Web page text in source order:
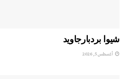
شيوا بردبارجاويد
أغسطس 5, 2026